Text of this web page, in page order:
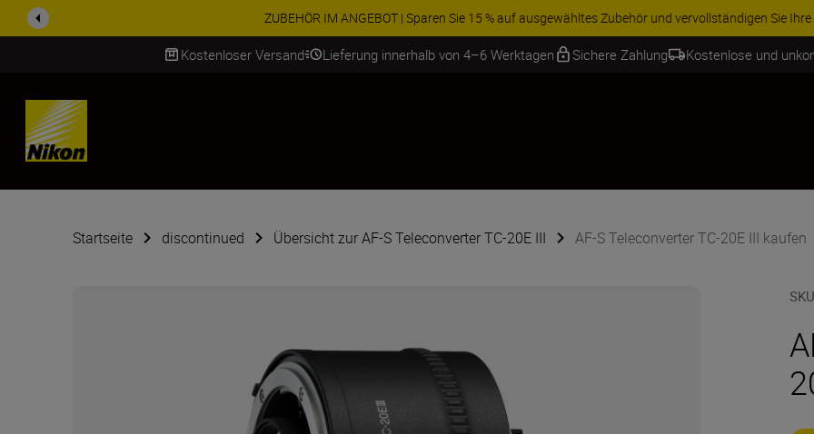
ZUBEHÖR IM ANGEBOT | Sparen Sie 15 % auf ausgewähltes Zubehör und vervollständigen Sie Ihre
Kostenloser Versand Lieferung innerhalb von 4–6 Werktagen Sichere Zahlung Kostenlose und
SKIP
Startseite discontinued Übersicht zur AF-S Teleconverter TC-20E III AF-S Teleconverter TC-20E III kaufen